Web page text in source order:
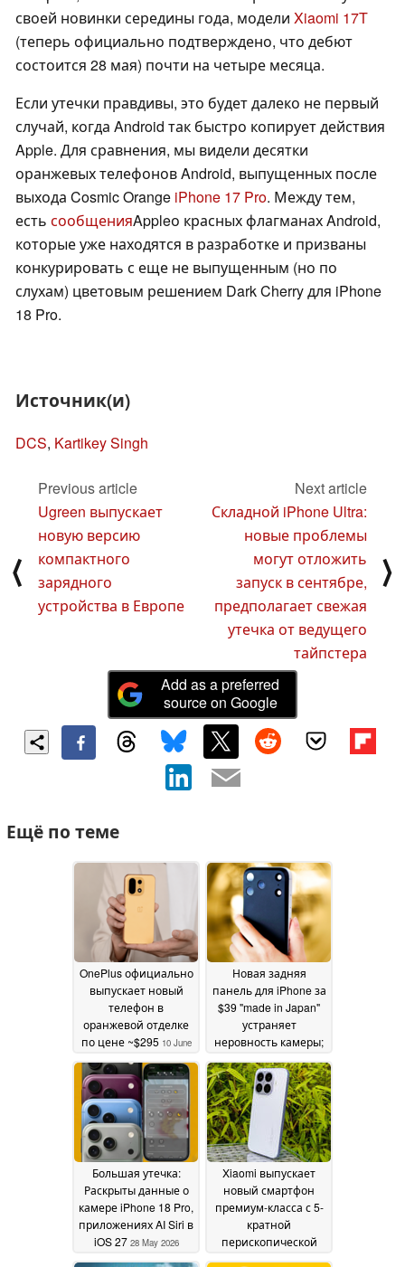
своей новинки середины года, модели Xiaomi 17T
(теперь официально подтверждено, что дебют
состоится 28 мая) почти на четыре месяца.
Если утечки правдивы, это будет далеко не первый
случай, когда Android так быстро копирует действия
Apple. Для сравнения, мы видели десятки
оранжевых телефонов Android, выпущенных после
выхода Cosmic Orange iPhone 17 Pro. Между тем,
есть сообщенияAppleо красных флагманах Android,
которые уже находятся в разработке и призваны
конкурировать с еще не выпущенным (но по
слухам) цветовым решением Dark Cherry для iPhone
18 Pro.
Источник(и)
DCS, Kartikey Singh
⟨
Previous article
Ugreen выпускает
новую версию
компактного
зарядного
устройства в Европе
Next article
Складной iPhone Ultra:
новые проблемы
могут отложить
запуск в сентябре,
предполагает свежая
утечка от ведущего
тайпстера
⟩
Add as a preferred
source on Google
Ещё по теме
OnePlus официально
выпускает новый
телефон в
оранжевой отделке
по цене ~$295 10 June
2026
Новая задняя
панель для iPhone за
$39 "made in Japan"
устраняет
неровность камеры;
задней панели Apple
28 May 2026
Большая утечка:
Раскрыты данные о
камере iPhone 18 Pro,
приложениях AI Siri в
iOS 27 28 May 2026
Xiaomi выпускает
новый смартфон
премиум-класса с 5-
кратной
перископической